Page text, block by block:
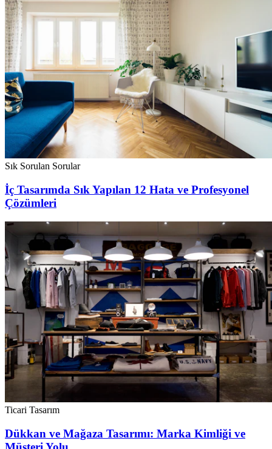
Sık Sorulan Sorular
İç Tasarımda Sık Yapılan 12 Hata ve Profesyonel
Çözümleri
Ticari Tasarım
Dükkan ve Mağaza Tasarımı: Marka Kimliği ve